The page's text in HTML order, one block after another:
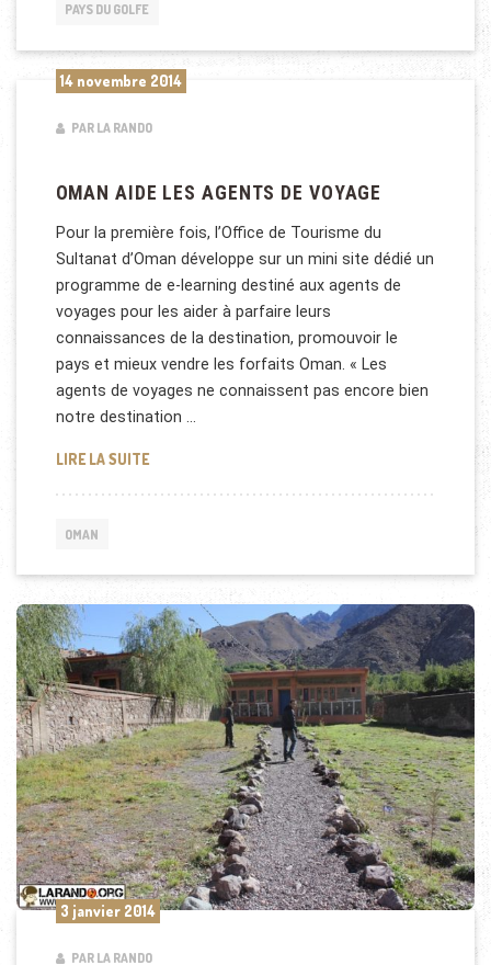
PAYS DU GOLFE
14 novembre 2014
PAR LA RANDO
OMAN AIDE LES AGENTS DE VOYAGE
Pour la première fois, l’Office de Tourisme du
Sultanat d’Oman développe sur un mini site dédié un
programme de e-learning destiné aux agents de
voyages pour les aider à parfaire leurs
connaissances de la destination, promouvoir le
pays et mieux vendre les forfaits Oman. « Les
agents de voyages ne connaissent pas encore bien
notre destination …
LIRE LA SUITEOMAN AIDE LES AGENTS DE VOYAGE
OMAN
3 janvier 2014
PAR LA RANDO